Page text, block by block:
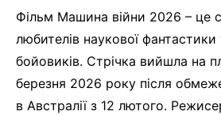
Фільм Машина війни 2026 – це
любителів наукової
бойовиків. Стрічка вийшла на
березня 2026 року після
в Австралії з 12 лютого.